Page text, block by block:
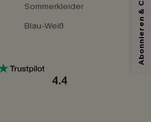
Sommerkleider
Blau-Weiß
4.4